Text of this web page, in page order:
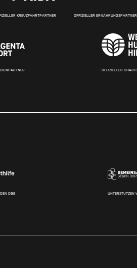
KREUZFAHRTPARTNER OFFIZIELLER ERNÄHRUNGSPARTNER
OFFIZIELLER
DBB UNTERSTÜTZEN